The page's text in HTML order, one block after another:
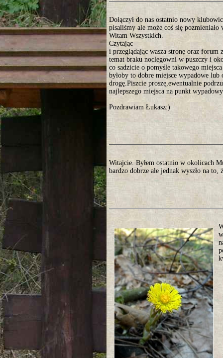
Dołączył do nas ostatnio nowy
pisaliśmy ale może coś się
Witam Wszystkich.
Czytając
i przeglądając wasza stronę oraz forum
temat braku noclegowni w puszczy i
co sadzicie o pomyśle takowego
byłoby to dobre miejsce wypadowe
drogę.Piszcie proszę,ewentualnie
najlepszego miejsca na punkt
Pozdrawiam Łukasz:)
Witajcie. Byłem ostatnio w okolicach
bardzo dobrze ale jednak wyszło na to,